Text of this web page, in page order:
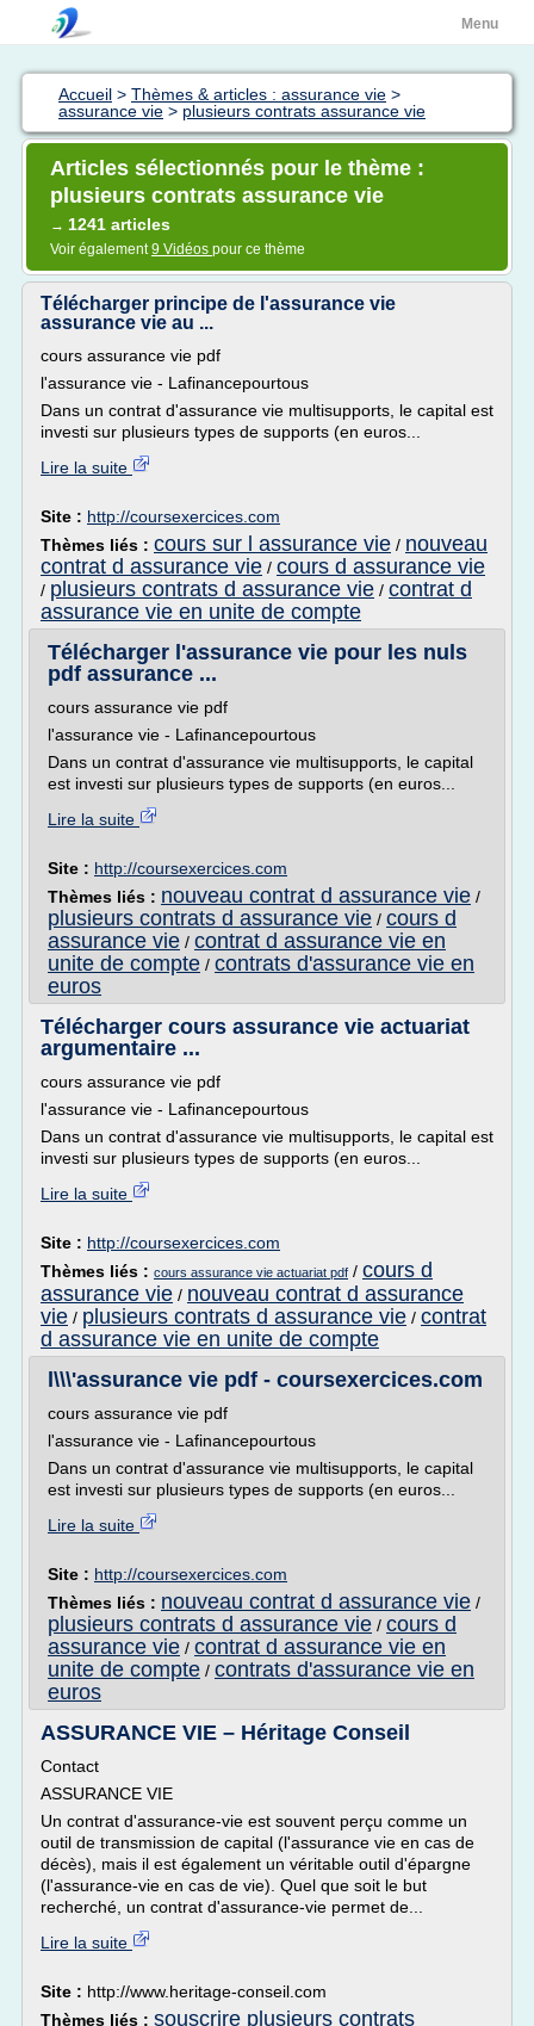
Menu
Accueil > Thèmes & articles : assurance vie >
assurance vie > plusieurs contrats assurance vie
Articles sélectionnés pour le thème :
plusieurs contrats assurance vie
→ 1241 articles
Voir également9 Vidéos pour ce thème
Télécharger principe de l'assurance vie
assurance vie au ...
cours assurance vie pdf
l'assurance vie - Lafinancepourtous
Dans un contrat d'assurance vie multisupports, le capital est
investi sur plusieurs types de supports (en euros...
Lire la suite
Site : http://coursexercices.com
Thèmes liés : cours sur l assurance vie / nouveau
contrat d assurance vie / cours d assurance vie
/ plusieurs contrats d assurance vie / contrat d
assurance vie en unite de compte
Télécharger l'assurance vie pour les nuls
pdf assurance ...
cours assurance vie pdf
l'assurance vie - Lafinancepourtous
Dans un contrat d'assurance vie multisupports, le capital
est investi sur plusieurs types de supports (en euros...
Lire la suite
Site : http://coursexercices.com
Thèmes liés : nouveau contrat d assurance vie /
plusieurs contrats d assurance vie / cours d
assurance vie / contrat d assurance vie en
unite de compte / contrats d'assurance vie en
euros
Télécharger cours assurance vie actuariat
argumentaire ...
cours assurance vie pdf
l'assurance vie - Lafinancepourtous
Dans un contrat d'assurance vie multisupports, le capital est
investi sur plusieurs types de supports (en euros...
Lire la suite
Site : http://coursexercices.com
Thèmes liés : cours assurance vie actuariat pdf / cours d
assurance vie / nouveau contrat d assurance
vie / plusieurs contrats d assurance vie / contrat
d assurance vie en unite de compte
l\\\'assurance vie pdf - coursexercices.com
cours assurance vie pdf
l'assurance vie - Lafinancepourtous
Dans un contrat d'assurance vie multisupports, le capital
est investi sur plusieurs types de supports (en euros...
Lire la suite
Site : http://coursexercices.com
Thèmes liés : nouveau contrat d assurance vie /
plusieurs contrats d assurance vie / cours d
assurance vie / contrat d assurance vie en
unite de compte / contrats d'assurance vie en
euros
ASSURANCE VIE – Héritage Conseil
Contact
ASSURANCE VIE
Un contrat d'assurance-vie est souvent perçu comme un
outil de transmission de capital (l'assurance vie en cas de
décès), mais il est également un véritable outil d'épargne
(l'assurance-vie en cas de vie). Quel que soit le but
recherché, un contrat d'assurance-vie permet de...
Lire la suite
Site : http://www.heritage-conseil.com
Thèmes liés : souscrire plusieurs contrats